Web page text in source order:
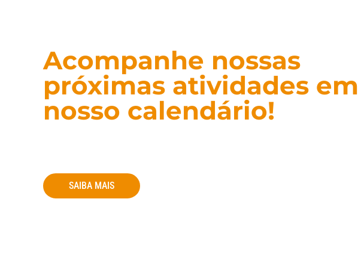
Acompanhe nossas
próximas atividades em
nosso calendário!
SAIBA MAIS